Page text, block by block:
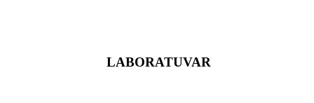
LABORATUVAR